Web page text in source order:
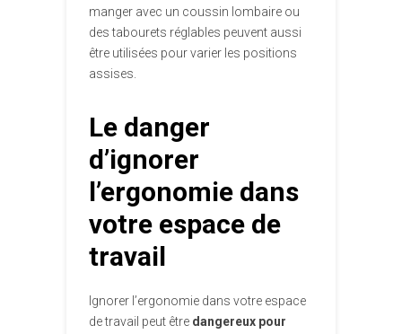
manger avec un coussin lombaire ou
des tabourets réglables peuvent aussi
être utilisées pour varier les positions
assises.
Le danger
d’ignorer
l’ergonomie dans
votre espace de
travail
Ignorer l’ergonomie dans votre espace
de travail peut être dangereux pour